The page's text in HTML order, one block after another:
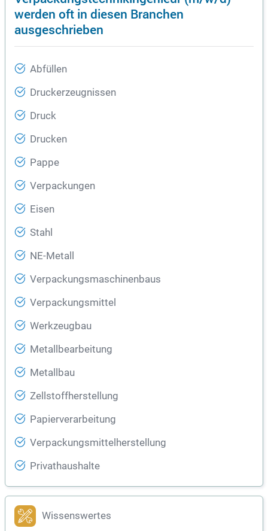
werden oft in diesen Branchen
ausgeschrieben
Abfüllen
Druckerzeugnissen
Druck
Drucken
Pappe
Verpackungen
Eisen
Stahl
NE-Metall
Verpackungsmaschinenbaus
Verpackungsmittel
Werkzeugbau
Metallbearbeitung
Metallbau
Zellstoffherstellung
Papierverarbeitung
Verpackungsmittelherstellung
Privathaushalte
Wissenswertes